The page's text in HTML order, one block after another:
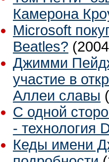
Камерона
Microsoft
Beatles?
Джимми
участие в
Аллеи славы
С одной
- технология
Кеды имени